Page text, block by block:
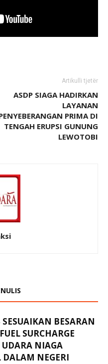
Artikulli tjetër
ASDP SIAGA HADIRKAN
LAYANAN
PRIMA DI
TENGAH ERUPSI GUNUNG
LEWOTOBI
BESARAN
SURCHARGE
NIAGA
DALAM NEGERI